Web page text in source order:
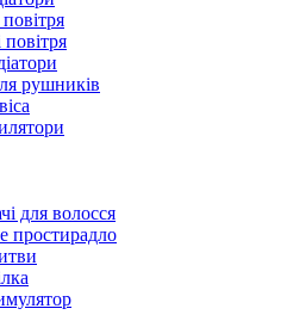
рушників
для волосся
простирадло